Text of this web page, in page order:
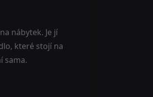
nábytek. Je jí
které stojí na
sama.